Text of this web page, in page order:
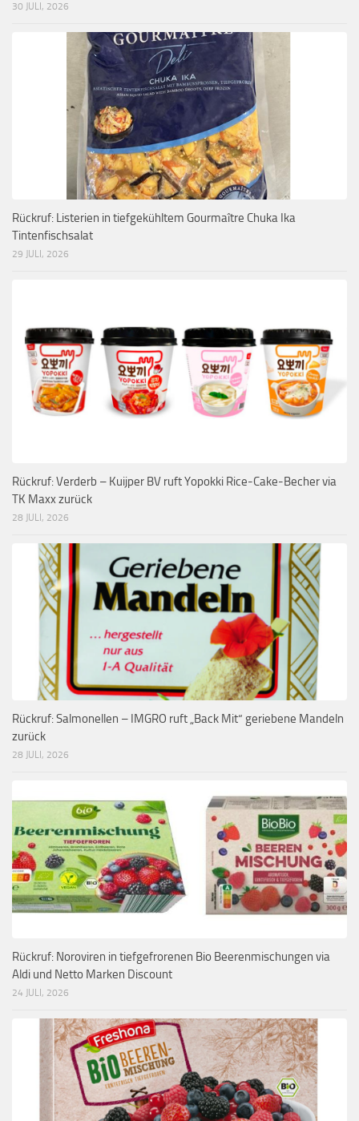
30 JULI, 2026
Rückruf: Listerien in tiefgekühltem Gourmaître Chuka Ika
Tintenfischsalat
29 JULI, 2026
Rückruf: Verderb – Kuijper BV ruft Yopokki Rice-Cake-Becher via
TK Maxx zurück
28 JULI, 2026
Rückruf: Salmonellen – IMGRO ruft „Back Mit“ geriebene Mandeln
zurück
28 JULI, 2026
Rückruf: Noroviren in tiefgefrorenen Bio Beerenmischungen via
Aldi und Netto Marken Discount
24 JULI, 2026